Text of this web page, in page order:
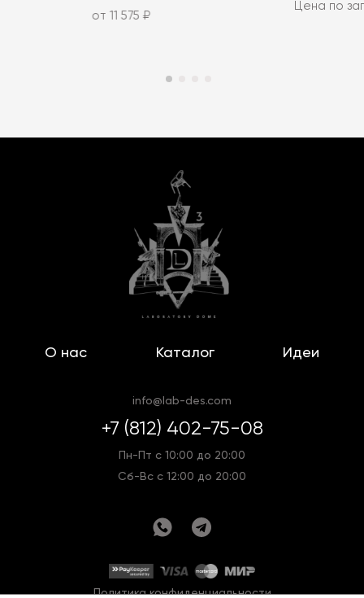
от 11 575 ₽
Цена по
О нас Каталог Идеи
info@lab-des.com
+7 (812) 402-75-08
Пн-Пт с 10:00 до 20:00
Сб-Вс с 12:00 до 20:00
Политика конфиденциальности